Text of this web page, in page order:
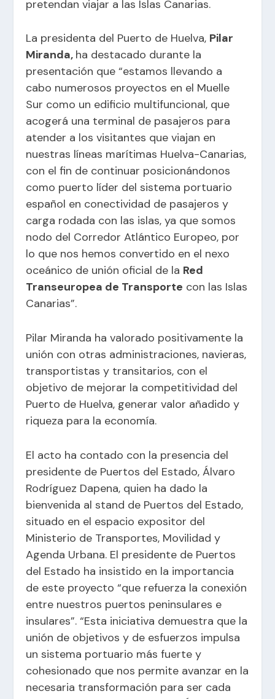
pretendan viajar a las Islas Canarias.
La presidenta del Puerto de Huelva, Pilar
Miranda, ha destacado durante la
presentación que “estamos llevando a
cabo numerosos proyectos en el Muelle
Sur como un edificio multifuncional, que
acogerá una terminal de pasajeros para
atender a los visitantes que viajan en
nuestras líneas marítimas Huelva-Canarias,
con el fin de continuar posicionándonos
como puerto líder del sistema portuario
español en conectividad de pasajeros y
carga rodada con las islas, ya que somos
nodo del Corredor Atlántico Europeo, por
lo que nos hemos convertido en el nexo
oceánico de unión oficial de la Red
Transeuropea de Transporte con las Islas
Canarias”.
Pilar Miranda ha valorado positivamente la
unión con otras administraciones, navieras,
transportistas y transitarios, con el
objetivo de mejorar la competitividad del
Puerto de Huelva, generar valor añadido y
riqueza para la economía.
El acto ha contado con la presencia del
presidente de Puertos del Estado, Álvaro
Rodríguez Dapena, quien ha dado la
bienvenida al stand de Puertos del Estado,
situado en el espacio expositor del
Ministerio de Transportes, Movilidad y
Agenda Urbana. El presidente de Puertos
del Estado ha insistido en la importancia
de este proyecto “que refuerza la conexión
entre nuestros puertos peninsulares e
insulares”. “Esta iniciativa demuestra que la
unión de objetivos y de esfuerzos impulsa
un sistema portuario más fuerte y
cohesionado que nos permite avanzar en la
necesaria transformación para ser cada